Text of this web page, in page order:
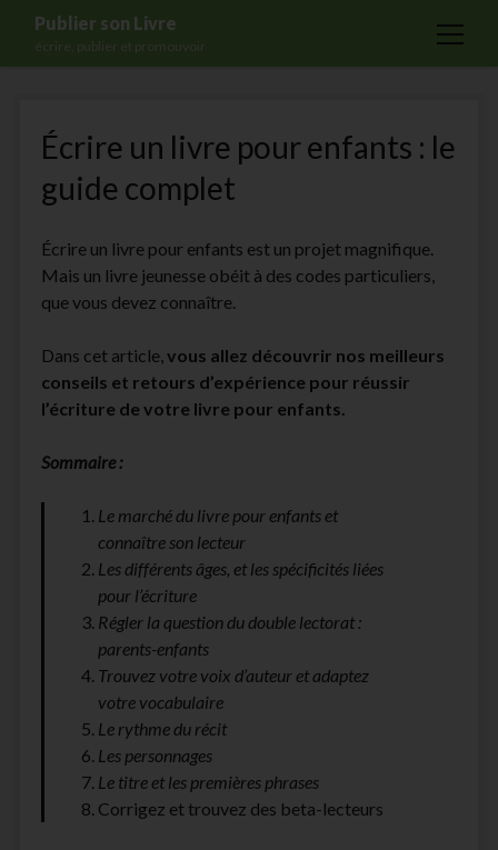
Publier son Livre
écrire, publier et promouvoir
open
Formations
Services
Auto-édition
Maisons d’édition
Ecriture
Actualités
Contact
facebook
instagram
youtubeemail-
form
Écrire un livre pour enfants : le
guide complet
Écrire un livre pour enfants est un projet magnifique.
Mais un livre jeunesse obéit à des codes particuliers,
que vous devez connaître.
Dans cet article,vous allez découvrir nos meilleurs
conseils et retours d’expérience pour réussir
l’écriture de votre livre pour enfants.
Sommaire :
Le marché du livre pour enfants et
connaître son lecteur
Les différents âges, et les spécificités liées
pour l’écriture
Régler la question du double lectorat :
parents-enfants
Trouvez votre voix d’auteur et adaptez
votre vocabulaire
Le rythme du récit
Les personnages
Le titre et les premières phrases
Corrigez et trouvez des beta-lecteurs